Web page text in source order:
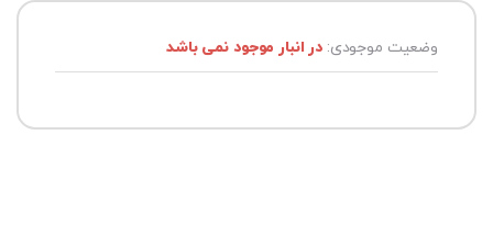
وضعیت موجودی:در انبار موجود نمی باشد